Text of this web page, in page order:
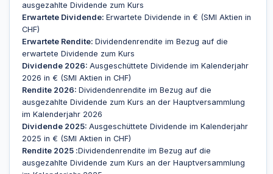
ausgezahlte Dividende zum Kurs
Erwartete Dividende: Erwartete Dividende in € (SMI Aktien in
CHF)
Erwartete Rendite: Dividendenrendite im Bezug auf die
erwartete Dividende zum Kurs
Dividende 2026: Ausgeschüttete Dividende im Kalenderjahr
2026 in € (SMI Aktien in CHF)
Rendite 2026: Dividendenrendite im Bezug auf die
ausgezahlte Dividende zum Kurs an der Hauptversammlung
im Kalenderjahr 2026
Dividende 2025: Ausgeschüttete Dividende im Kalenderjahr
2025 in € (SMI Aktien in CHF)
Rendite 2025 :Dividendenrendite im Bezug auf die
ausgezahlte Dividende zum Kurs an der Hauptversammlung